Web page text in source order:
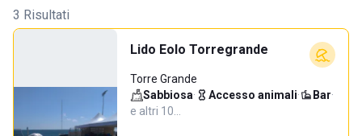
3 Risultati
Lido Eolo Torregrande
Torre Grande
Sabbiosa· Accesso animali· Bar·
e altri 10…